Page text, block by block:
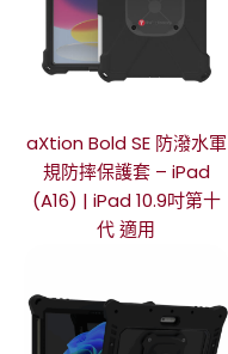
aXtion Bold SE 防潑水軍
規防摔保護套 – iPad
(A16) | iPad 10.9吋第十
代 適用